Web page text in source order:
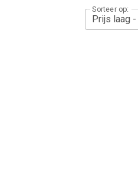
Sorteer op: